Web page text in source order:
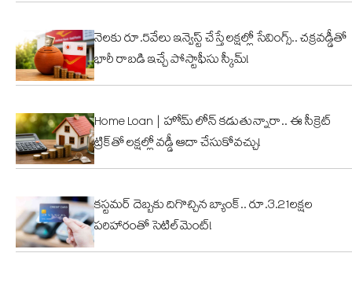
నెలకు రూ.5వేలు ఇన్వెస్ట్ చేస్తే లక్షల్లో సేవింగ్స్.. చక్రవడ్డీతో
భారీ రాబడి ఇచ్చే పోస్టాఫీసు స్కీమ్!
Home Loan | హోమ్ లోన్ కడుతున్నారా.. ఈ సీక్రెట్
ట్రిక్‌తో లక్షల్లో వడ్డీ ఆదా చేసుకోవచ్చు!
కస్టమర్ దెబ్బకు దిగొచ్చిన బ్యాంక్.. రూ.3.21లక్షల
పరిహారంతో సెటిల్‌మెంట్!